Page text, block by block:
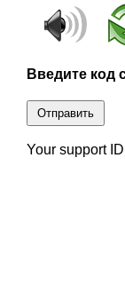
Введите код
Отправить
Your support